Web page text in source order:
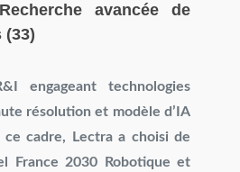
avancée de
(33)
engageant technologies
résolution et modèle d’IA
ce cadre, Lectra a choisi de
France 2030 Robotique et